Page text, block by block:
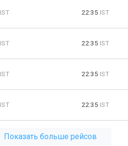
IST 22:35 IST
IST 22:35 IST
IST 22:35 IST
IST 22:35 IST
Показать больше рейсов